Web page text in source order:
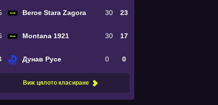
Beroe Stara Zagora 30 23
Montana 1921 30 17
Дунав Русе 0 0
Виж цялото класиране